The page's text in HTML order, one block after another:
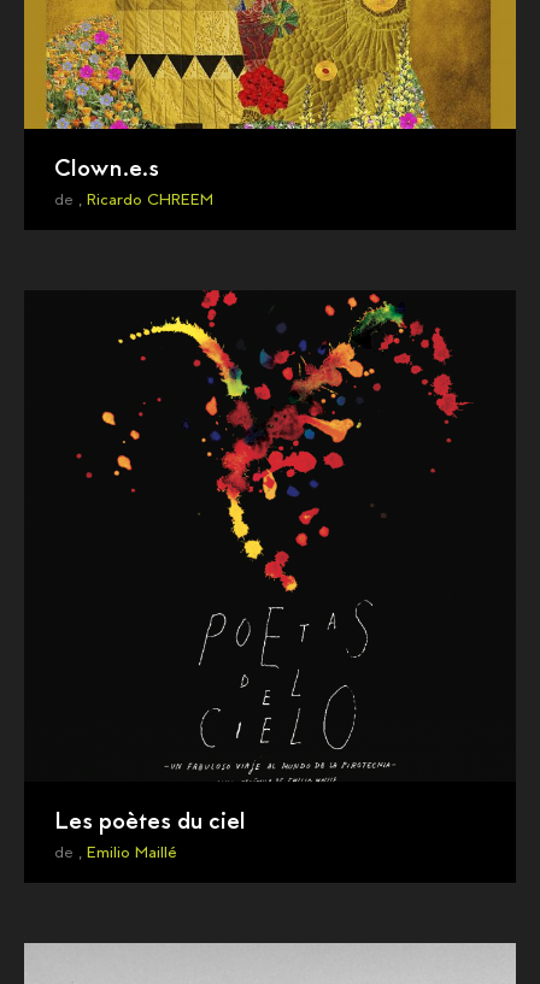
Clown.e.s
de , Ricardo CHREEM
Les poètes du ciel
de , Emilio Maillé